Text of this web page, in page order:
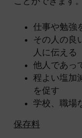
仕事や勉強
その人の良
人に伝える
他人であっ
程よい塩加
を促す
学校、職場
保存料